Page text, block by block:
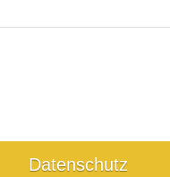
Datenschutz